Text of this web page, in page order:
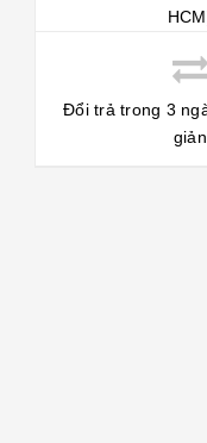
Đổi trả trong 3
giản